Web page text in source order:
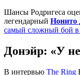
Шансы Родригеса
легендарный Нонито
самый сложный бой в
Донэйр: «У
В интервью The Ring